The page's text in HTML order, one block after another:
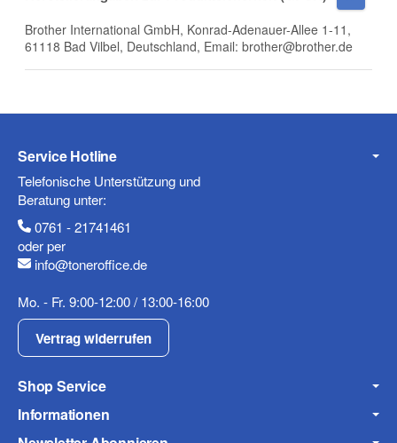
E-Mail
Mobiltelefon
Fax
Brother International GmbH, Konrad-Adenauer-Allee 1-11,
61118 Bad Vilbel, Deutschland, Email: brother@brother.de
Service Hotline
Telefonische Unterstützung und
Beratung unter:
0761 - 21741461
oder per
info@toneroffice.de
Mo. - Fr. 9:00-12:00 / 13:00-16:00
Vertrag widerrufen
Shop Service
Informationen